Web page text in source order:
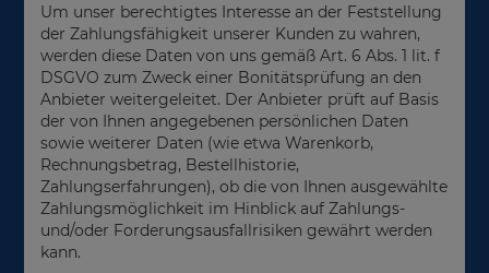
Um unser berechtigtes Interesse an der Feststellung
der Zahlungsfähigkeit unserer Kunden zu wahren,
werden diese Daten von uns gemäß Art. 6 Abs. 1 lit. f
DSGVO zum Zweck einer Bonitätsprüfung an den
Anbieter weitergeleitet. Der Anbieter prüft auf Basis
der von Ihnen angegebenen persönlichen Daten
sowie weiterer Daten (wie etwa Warenkorb,
Rechnungsbetrag, Bestellhistorie,
Zahlungserfahrungen), ob die von Ihnen ausgewählte
Zahlungsmöglichkeit im Hinblick auf Zahlungs-
und/oder Forderungsausfallrisiken gewährt werden
kann.